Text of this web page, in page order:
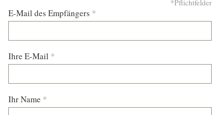
*Pflichtfelder
E-Mail des Empfängers *
Ihre E-Mail *
Ihr Name *